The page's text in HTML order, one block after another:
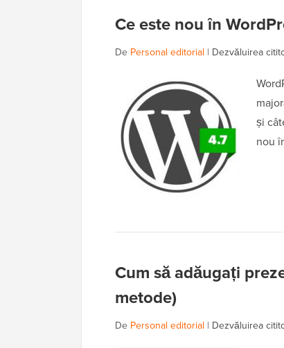
Ce este nou în
De Personal editorial | Dezvăluirea
și
nou
Cum să adăugați
metode)
De Personal editorial | Dezvăluirea